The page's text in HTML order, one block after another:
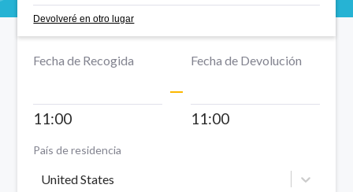
Devolveré en otro lugar
Fecha de Recogida
11:00
Fecha de Devolución
11:00
País de residencia
United States